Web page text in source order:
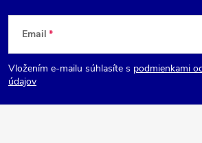
Z
p
t
Email
Vložením e-mailu súhlasíte s podmienkami
údajov